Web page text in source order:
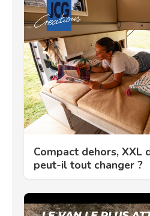
Compact dehors, XXL
peut-il tout changer ?